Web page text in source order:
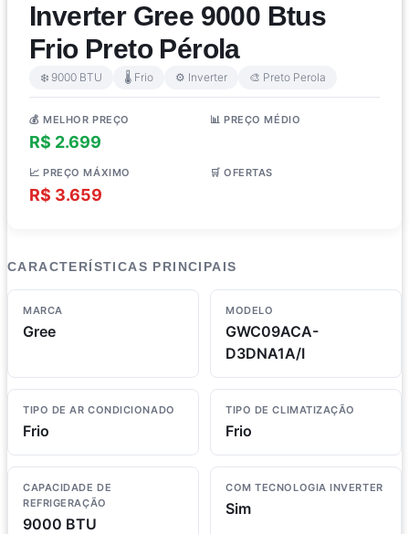
Inverter Gree 9000 Btus
Frio Preto Pérola
❄️ 9000 BTU 🌡️ Frio ⚙️ Inverter 🎨 Preto Perola
💰 MELHOR PREÇO
R$ 2.699
📊 PREÇO MÉDIO
📈 PREÇO MÁXIMO
R$ 3.659
🛒 OFERTAS
CARACTERÍSTICAS PRINCIPAIS
MARCA
Gree
MODELO
GWC09ACA-
D3DNA1A/I
TIPO DE AR CONDICIONADO
Frio
TIPO DE CLIMATIZAÇÃO
Frio
CAPACIDADE DE
REFRIGERAÇÃO
9000 BTU
COM TECNOLOGIA INVERTER
Sim